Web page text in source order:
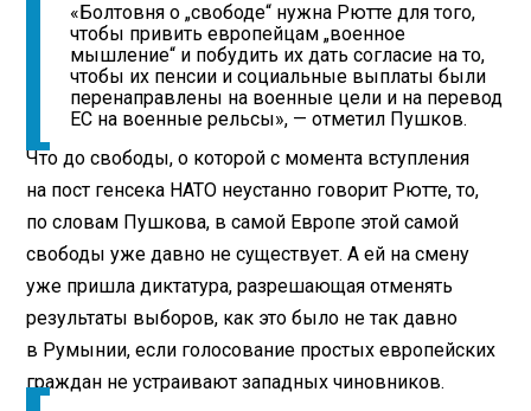
«Болтовня о „свободе“ нужна Рютте для того,
чтобы привить европейцам „военное
мышление“ и побудить их дать согласие на то,
чтобы их пенсии и социальные выплаты были
перенаправлены на военные цели и на перевод
ЕС на военные рельсы», — отметил Пушков.
Что до свободы, о которой с момента вступления
на пост генсека НАТО неустанно говорит Рютте, то,
по словам Пушкова, в самой Европе этой самой
свободы уже давно не существует. А ей на смену
уже пришла диктатура, разрешающая отменять
результаты выборов, как это было не так давно
в Румынии, если голосование простых европейских
граждан не устраивают западных чиновников.